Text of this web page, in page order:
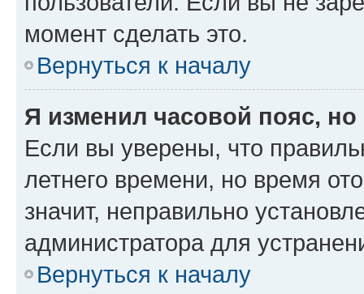
момент сделать это.
Вернуться к началу
Я изменил часовой пояс,
Если вы уверены, что
летнего времени, но время
значит, неправильно
администратора для
Вернуться к началу